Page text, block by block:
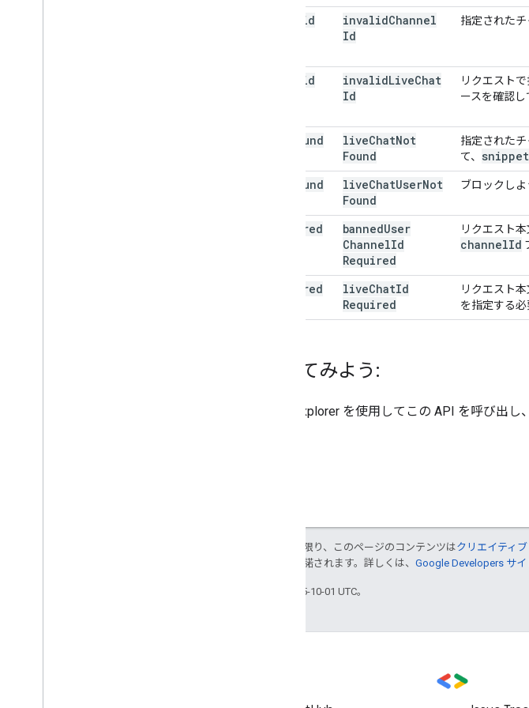
invalid
invalidChannel
Id
指定されたチ
invalid
invalidLiveChat
Id
リクエスト
ースを確認し
Found
liveChatNot
Found
指定された
て、 snippet
Found
liveChatUserNot
Found
ブロックし
required
bannedUser
ChannelId
Required
リクエスト
channelId
required
liveChatId
Required
リクエスト
を指定する必
試してみよう:
APIs Explorer を使用してこの API を呼び出し
特に記載のない限り、このページのコンテンツはクリエイティ
により使用許諾されます。詳しくは、 Google Developers サ
最終更新日 2025-10-01 UTC。